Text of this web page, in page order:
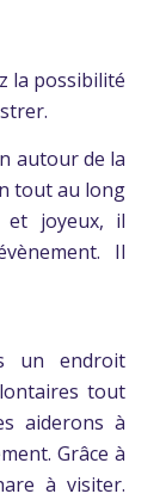
la possibilité
autour de la
tout au long
et joyeux, il
Il
un endroit
tout
aiderons à
Grâce à
à visiter.